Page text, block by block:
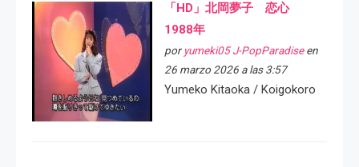
「HD」北岡夢子 恋心
1988年
por yumeki05 J-PopParadiseen
26 marzo 2026 a las 3:57
Yumeko Kitaoka / Koigokoro